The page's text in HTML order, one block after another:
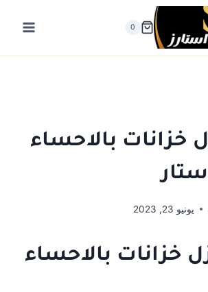
0
خزانات بالاحساء
يونيو 23, 2023
خزانات بالاحساء